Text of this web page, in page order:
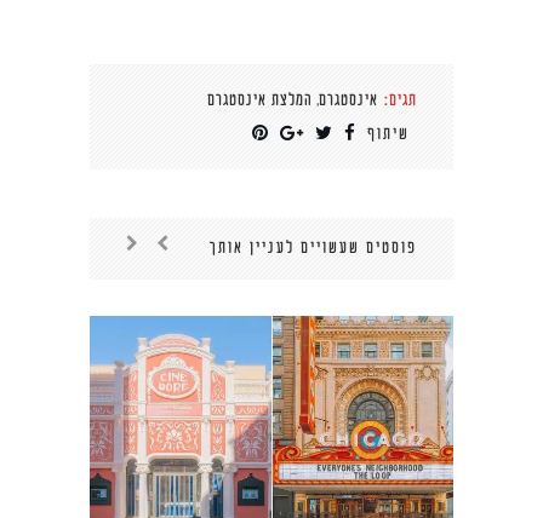
תגים: אינסטגרם, המלצת אינסטגרם
שיתוף
פוסטים שעשויים לעניין אותך